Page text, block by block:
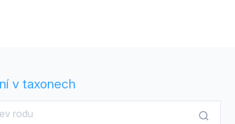
v taxonech